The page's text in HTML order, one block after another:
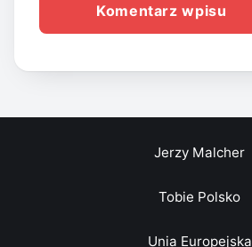
Jerzy Malcher
Tobie Polsko
Unia Europejska